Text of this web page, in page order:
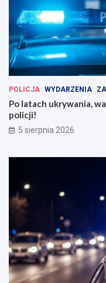
POLICJA WYDARZENIA
Po latach ukrywania,
policji!
5 sierpnia 2026